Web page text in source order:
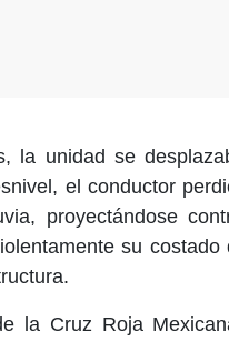
la unidad se
el conductor
proyectándose
su costado
la Cruz Roja